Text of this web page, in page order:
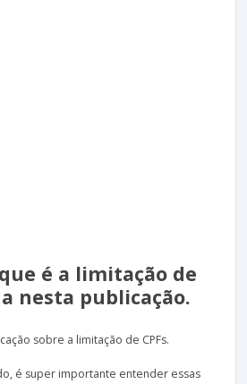
é a limitação de
nesta publicação.
sobre a limitação de CPFs.
é super importante entender essas